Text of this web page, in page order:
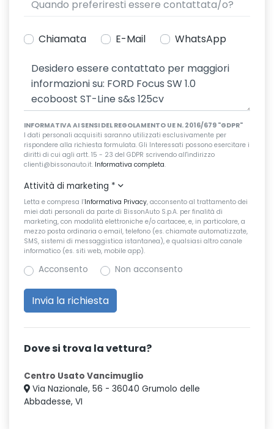
Chiamata E-Mail WhatsApp
INFORMATIVA AI SENSI DEL REGOLAMENTO UE N. 2016/679 "GDPR"
I dati personali acquisiti saranno utilizzati esclusivamente per
rispondere alla richiesta formulata. Gli Interessati possono esercitare i
diritti di cui agli artt. 15 - 23 del GDPR scrivendo all'indirizzo
clienti@bissonauto.it. Informativa completa.
Attività di marketing *
Letta e compresa l’Informativa Privacy, acconsento al trattamento dei
miei dati personali da parte di BissonAuto S.p.A. per finalità di
marketing, con modalità elettroniche e/o cartacee, e, in particolare, a
mezzo posta ordinaria o email, telefono (es. chiamate automatizzate,
SMS, sistemi di messaggistica istantanea), e qualsiasi altro canale
informatico (es. siti web, mobile app).
Acconsento Non acconsento
Dove si trova la vettura?
Centro Usato Vancimuglio
Via Nazionale, 56 - 36040 Grumolo delle
Abbadesse, VI